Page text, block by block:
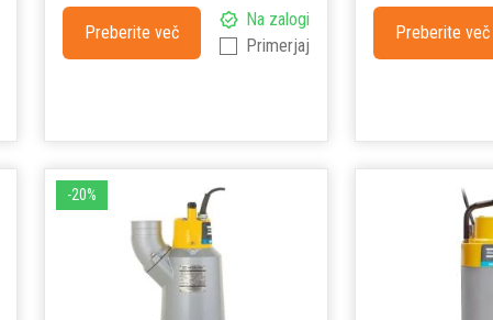
Preberite več
Na zalogi
Primerjaj
Preberite več
-20%